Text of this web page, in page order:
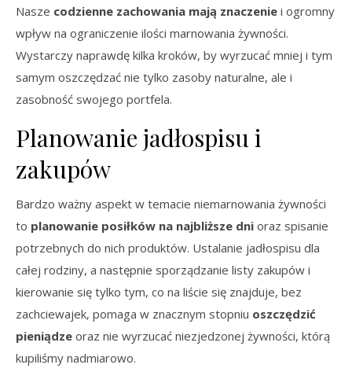
Nasze codzienne zachowania mają znaczenie i ogromny
wpływ na ograniczenie ilości marnowania żywności.
Wystarczy naprawdę kilka kroków, by wyrzucać mniej i tym
samym oszczędzać nie tylko zasoby naturalne, ale i
zasobność swojego portfela.
Planowanie jadłospisu i
zakupów
Bardzo ważny aspekt w temacie niemarnowania żywności
to planowanie posiłków na najbliższe dni oraz spisanie
potrzebnych do nich produktów. Ustalanie jadłospisu dla
całej rodziny, a następnie sporządzanie listy zakupów i
kierowanie się tylko tym, co na liście się znajduje, bez
zachciewajek, pomaga w znacznym stopniu oszczędzić
pieniądze oraz nie wyrzucać niezjedzonej żywności, którą
kupiliśmy nadmiarowo.